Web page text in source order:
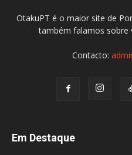
OtakuPT é o maior site de
também falamos sobre
Contacto:
Em Destaque